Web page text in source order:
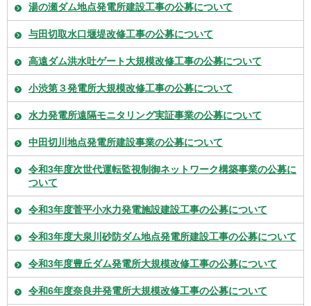
湯の瀬ダム地点発電所建設工事の公募について
与田切取水口堰堤改修工事の公募について
高遠ダム洪水吐ゲート大規模改修工事の公募について
小渋第３発電所大規模改修工事の公募について
水力発電所遠隔モニタリング実証事業の公募について
中田切川地点発電所建設事業の公募について
令和3年度次世代運転監視制御ネットワーク構築事業の公募に
ついて
令和3年度菅平小水力発電施設建設工事の公募について
令和3年度大泉川砂防ダム地点発電所建設工事の公募について
令和3年度豊丘ダム発電所大規模改修工事の公募について
令和6年度奈良井発電所大規模改修工事の公募について